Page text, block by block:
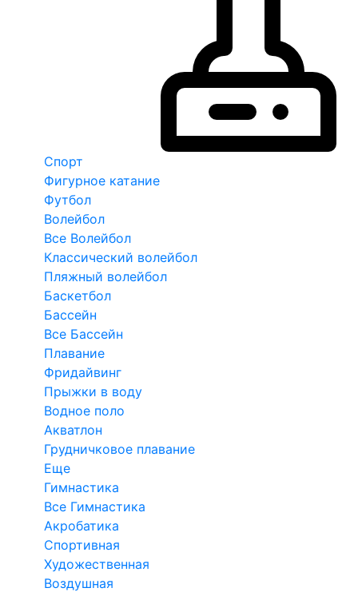
Спорт
Фигурное катание
Футбол
Волейбол
Все Волейбол
Классический волейбол
Пляжный волейбол
Баскетбол
Бассейн
Все Бассейн
Плавание
Фридайвинг
Прыжки в воду
Водное поло
Акватлон
Грудничковое плавание
Еще
Гимнастика
Все Гимнастика
Акробатика
Спортивная
Художественная
Воздушная